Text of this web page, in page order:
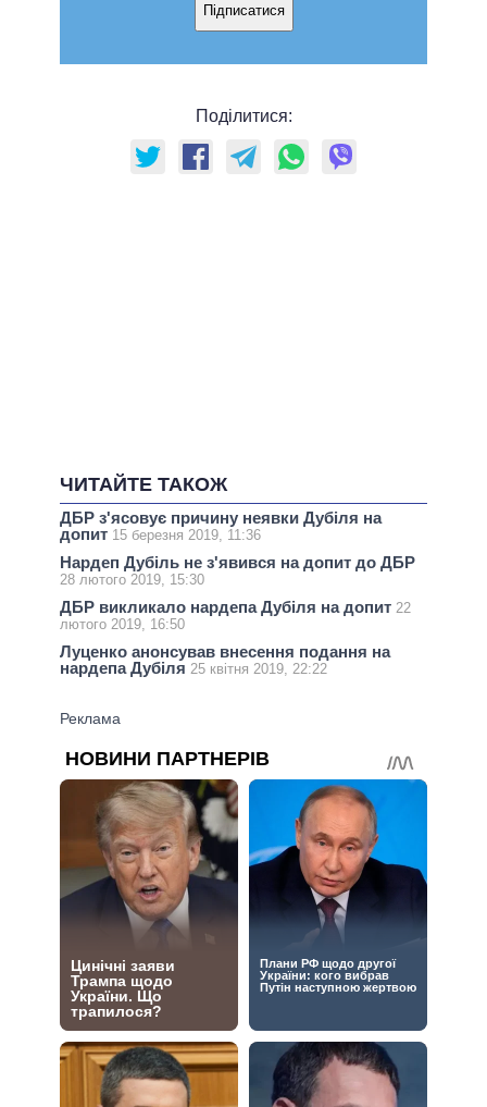
Підписатися
Поділитися:
ЧИТАЙТЕ ТАКОЖ
ДБР з'ясовує причину неявки Дубіля на
допит 15 березня 2019, 11:36
Нардеп Дубіль не з'явився на допит до ДБР
28 лютого 2019, 15:30
ДБР викликало нардепа Дубіля на допит 22
лютого 2019, 16:50
Луценко анонсував внесення подання на
нардепа Дубіля 25 квітня 2019, 22:22